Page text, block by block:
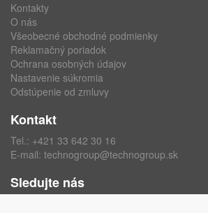
Kontakty
O nás
Všeobecné obchodné podmienky
Reklamačný poriadok
Ochrana osobných údajov
Nastavenie súkromia
Odstúpenie od zmluvy
Kontakt
Tel.: +421 33 642 30 16
E-mail: technogroup@technogroup.sk
Sledujte nás